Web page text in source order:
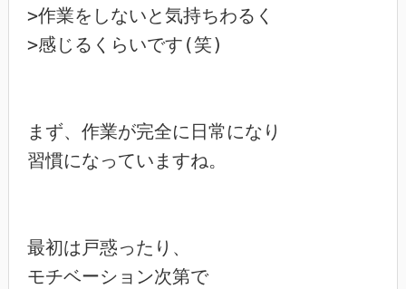
>作業をしないと気持ちわるく
>感じるくらいです(笑)
まず、作業が完全に日常になり
習慣になっていますね。
最初は戸惑ったり、
モチベーション次第で